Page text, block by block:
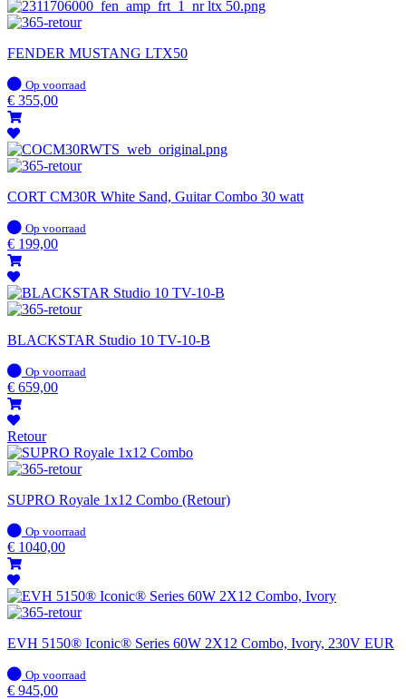
FENDER MUSTANG LTX50
Op
voorraad
Op voorraad
€ 355,00
CORT CM30R White Sand, Guitar Combo 30 watt
Op
voorraad
Op voorraad
€ 199,00
BLACKSTAR Studio 10 TV-10-B
Op
voorraad
Op voorraad
€ 659,00
Retour
SUPRO Royale 1x12 Combo (Retour)
Op
voorraad
Op voorraad
€ 1040,00
EVH 5150® Iconic® Series 60W 2X12 Combo, Ivory, 230V EUR
Op
voorraad
Op voorraad
€ 945,00